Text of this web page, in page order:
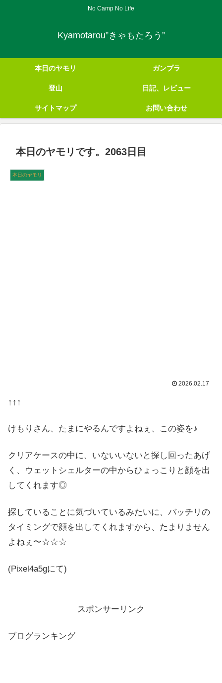
No Camp No Life
Kyamotarou”きゃもたろう”
本日のヤモリ ガンプラ
登山 日記、レビュー
サイトマップ お問い合わせ
本日のヤモリです。2063日目
本日のヤモリ
2026.02.17
↑↑↑
けもりさん、たまにやるんですよねぇ、この姿を♪
クリアケースの中に、いないいないと探し回ったあげ
く、ウェットシェルターの中からひょっこりと顔を出
してくれます◎
探していることに気づいているみたいに、バッチリの
タイミングで顔を出してくれますから、たまりません
よねぇ〜☆☆☆
(Pixel4a5gにて)
スポンサーリンク
ブログランキング